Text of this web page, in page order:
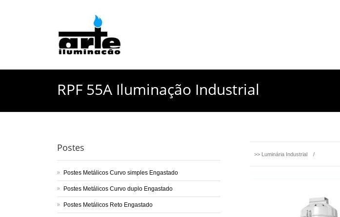
RPF 55A Iluminação Industrial
>> Luminária Industrial /
Postes
Postes Metálicos Curvo simples Engastado
Postes Metálicos Curvo duplo Engastado
Postes Metálicos Reto Engastado